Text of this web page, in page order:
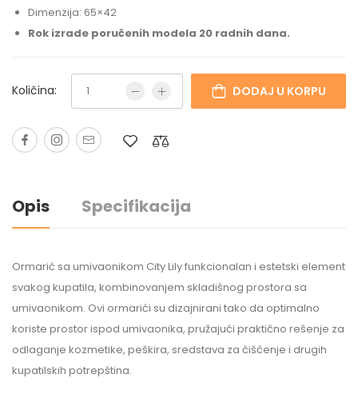
Dimenzija: 65×42
Rok izrade poručenih modela 20 radnih dana.
Količina: DODAJ U KORPU
Opis Specifikacija
Ormarić sa umivaonikom City Lily funkcionalan i estetski element
svakog kupatila, kombinovanjem skladišnog prostora sa
umivaonikom. Ovi ormarići su dizajnirani tako da optimalno
koriste prostor ispod umivaonika, pružajući praktično rešenje za
odlaganje kozmetike, peškira, sredstava za čišćenje i drugih
kupatilskih potrepština.